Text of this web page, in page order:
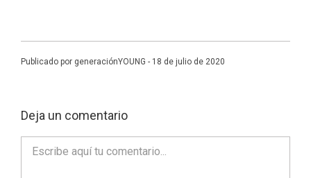
Publicado por generaciónYOUNG - 18 de julio de 2020
Deja un comentario